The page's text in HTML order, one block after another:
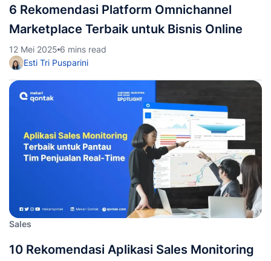
6 Rekomendasi Platform Omnichannel
Marketplace Terbaik untuk Bisnis Online
12 Mei 2025 6 mins read
Esti Tri Pusparini
Sales
10 Rekomendasi Aplikasi Sales Monitoring